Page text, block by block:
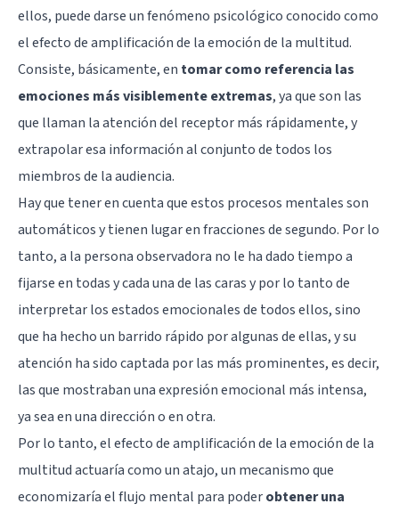
ellos, puede darse un fenómeno psicológico conocido como
el efecto de amplificación de la emoción de la multitud.
Consiste, básicamente, en tomar como referencia las
emociones más visiblemente extremas, ya que son las
que llaman la atención del receptor más rápidamente, y
extrapolar esa información al conjunto de todos los
miembros de la audiencia.
Hay que tener en cuenta que estos procesos mentales son
automáticos y tienen lugar en fracciones de segundo. Por lo
tanto, a la persona observadora no le ha dado tiempo a
fijarse en todas y cada una de las caras y por lo tanto de
interpretar los estados emocionales de todos ellos, sino
que ha hecho un barrido rápido por algunas de ellas, y su
atención ha sido captada por las más prominentes, es decir,
las que mostraban una expresión emocional más intensa,
ya sea en una dirección o en otra.
Por lo tanto, el efecto de amplificación de la emoción de la
multitud actuaría como un atajo, un mecanismo que
economizaría el flujo mental para poderobtener una